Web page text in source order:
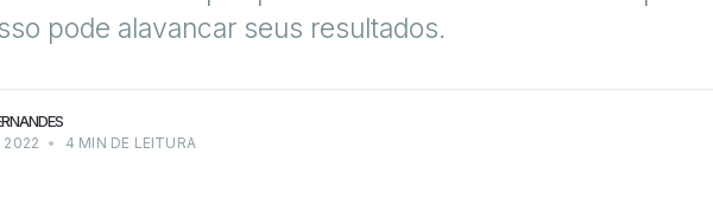
pode alavancar seus resultados.
2022 • 4 MIN DE LEITURA